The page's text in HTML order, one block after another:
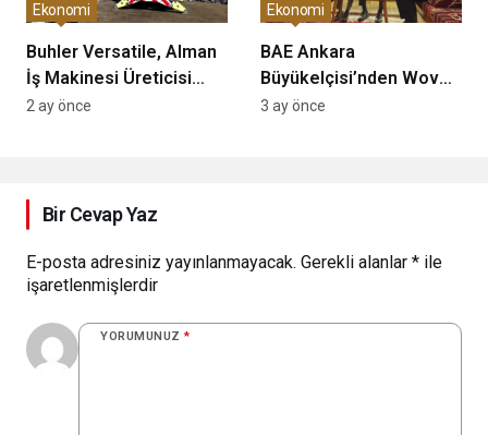
Buhler Versatile, Alman
İş Makinesi Üreticisi
ATLAS’ı Devralıyor mu?
Ekonomi
2 ay önce
BAE Ankara
Büyükelçisi’nden Woven
Global’e Özel Davet:
Ekonomi
3 ay önce
Bir Cevap Yaz
E-posta adresiniz yayınlanmayacak. Gerekli alanlar * ile
işaretlenmişlerdir
YORUMUNUZ *